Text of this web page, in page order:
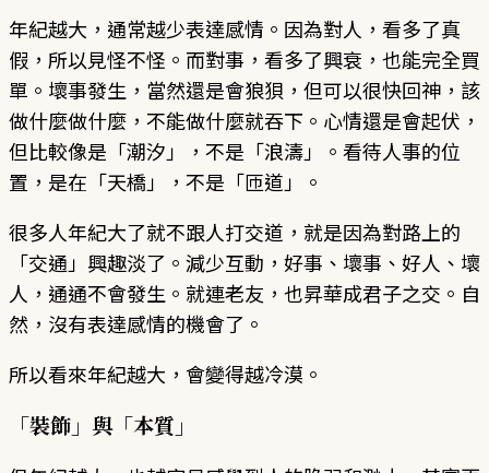
年紀越大，通常越少表達感情。因為對人，看多了真
假，所以見怪不怪。而對事，看多了興衰，也能完全買
單。壞事發生，當然還是會狼狽，但可以很快回神，該
做什麼做什麼，不能做什麼就吞下。心情還是會起伏，
但比較像是「潮汐」，不是「浪濤」。看待人事的位
置，是在「天橋」，不是「匝道」。
很多人年紀大了就不跟人打交道，就是因為對路上的
「交通」興趣淡了。減少互動，好事、壞事、好人、壞
人，通通不會發生。就連老友，也昇華成君子之交。自
然，沒有表達感情的機會了。
所以看來年紀越大，會變得越冷漠。
「裝飾」與「本質」